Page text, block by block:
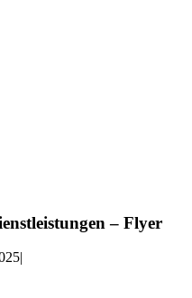
– Flyer
|